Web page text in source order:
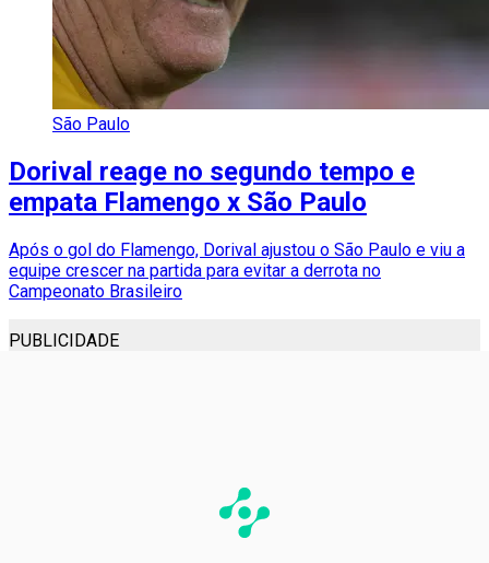
São Paulo
Dorival reage no segundo tempo e
empata Flamengo x São Paulo
Após o gol do Flamengo, Dorival ajustou o São Paulo e viu a
equipe crescer na partida para evitar a derrota no
Campeonato Brasileiro
PUBLICIDADE